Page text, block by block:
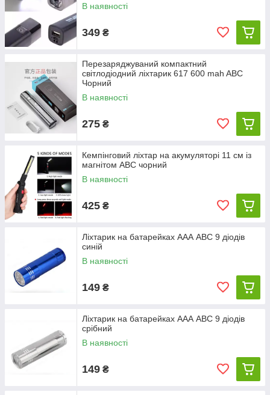
В наявності
349 ₴
Перезаряджуваний компактний
світлодіодний ліхтарик 617 600 mah ABC
Чорний
В наявності
275 ₴
Кемпінговий ліхтар на акумуляторі 11 см із
магнітом ABC чорний
В наявності
425 ₴
Ліхтарик на батарейках ААА ABC 9 діодів
синій
В наявності
149 ₴
Ліхтарик на батарейках ААА ABC 9 діодів
срібний
В наявності
149 ₴